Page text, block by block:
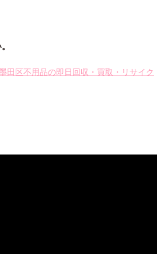
田区不用品の即日回収・買取・リサイク